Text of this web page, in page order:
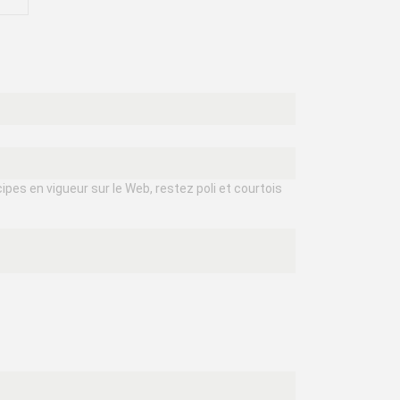
en vigueur sur le Web, restez poli et courtois